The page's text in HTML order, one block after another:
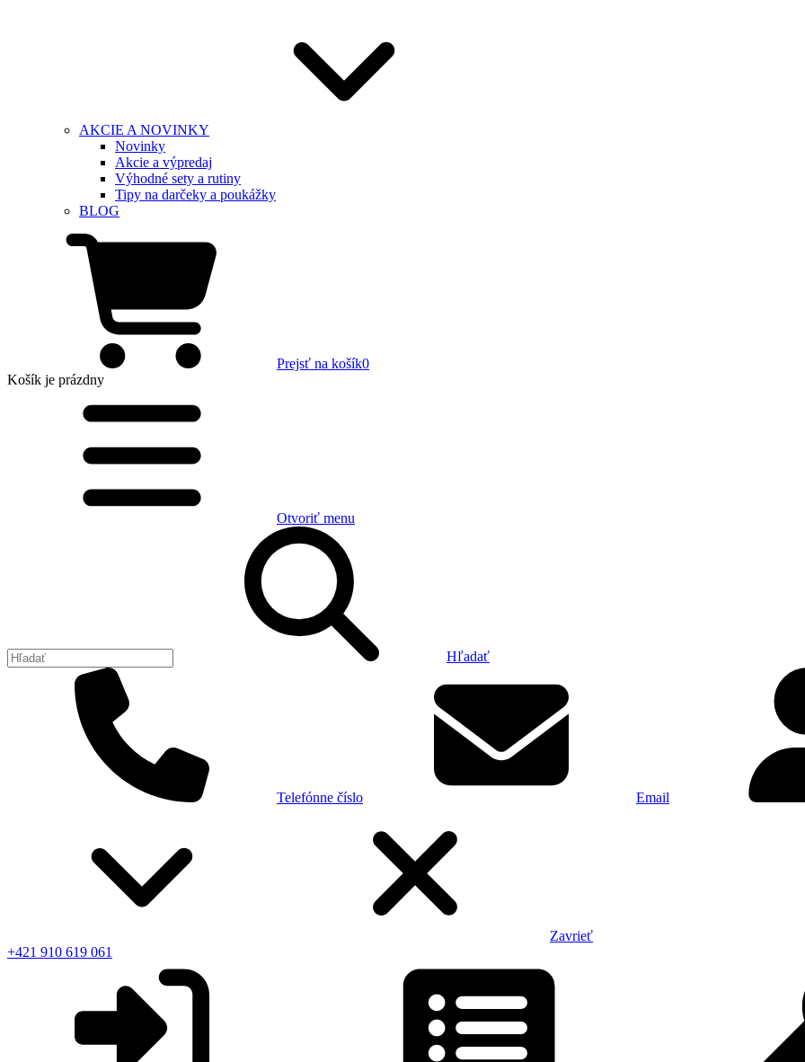
AKCIE A NOVINKY
Novinky
Akcie a výpredaj
Výhodné sety a rutiny
Tipy na darčeky a poukážky
BLOG
Prejsť na košík0
Košík je prázdny
Otvoriť menu
Hľadať
Telefónne číslo Email
Zavrieť
+421 910 619 061